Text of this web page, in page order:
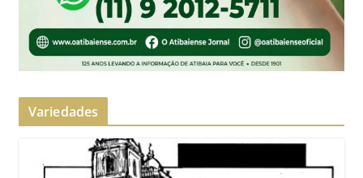
Variedades